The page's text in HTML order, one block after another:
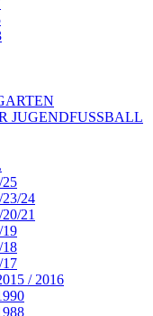
JUGENDFUSSBALL
24
21
/ 2016